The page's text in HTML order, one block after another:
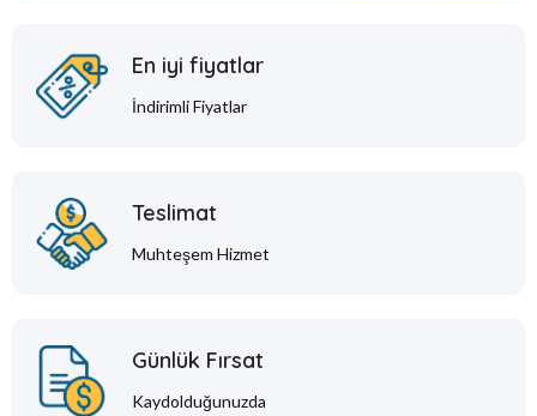
En iyi fiyatlar
İndirimli Fiyatlar
Teslimat
Muhteşem Hizmet
Günlük Fırsat
Kaydolduğunuzda